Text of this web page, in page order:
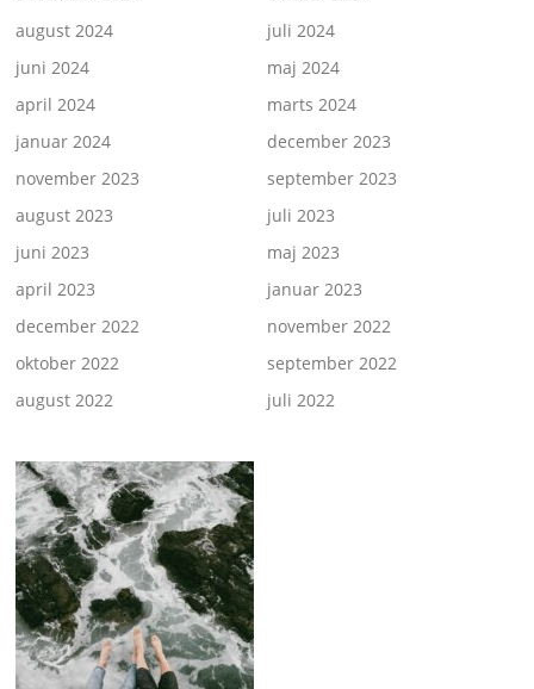
august 2024
juli 2024
juni 2024
maj 2024
april 2024
marts 2024
januar 2024
december 2023
november 2023
september 2023
august 2023
juli 2023
juni 2023
maj 2023
april 2023
januar 2023
december 2022
november 2022
oktober 2022
september 2022
august 2022
juli 2022